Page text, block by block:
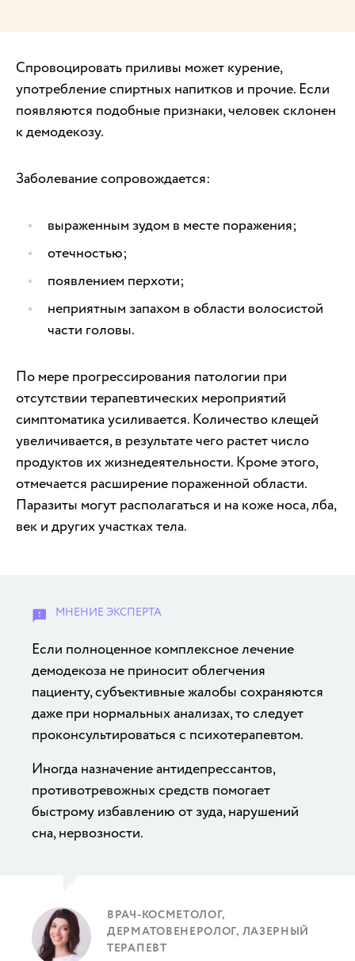
Спровоцировать приливы может курение,
употребление спиртных напитков и прочие. Если
появляются подобные признаки, человек склонен
к демодекозу.
Заболевание сопровождается:
выраженным зудом в месте поражения;
отечностью;
появлением перхоти;
неприятным запахом в области волосистой
части головы.
По мере прогрессирования патологии при
отсутствии терапевтических мероприятий
симптоматика усиливается. Количество клещей
увеличивается, в результате чего растет число
продуктов их жизнедеятельности. Кроме этого,
отмечается расширение пораженной области.
Паразиты могут располагаться и на коже носа, лба,
век и других участках тела.
Если полноценное комплексное лечение
демодекоза не приносит облегчения
пациенту, субъективные жалобы сохраняются
даже при нормальных анализах, то следует
проконсультироваться с психотерапевтом.
Иногда назначение антидепрессантов,
противотревожных средств помогает
быстрому избавлению от зуда, нарушений
сна, нервозности.
ВРАЧ-КОСМЕТОЛОГ,
ДЕРМАТОВЕНЕРОЛОГ, ЛАЗЕРНЫЙ
ТЕРАПЕВТ